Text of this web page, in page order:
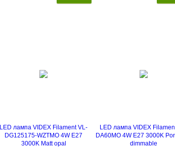
LED лампа VIDEX Filament VL-
DG125175-WZTMO 4W E27
3000K Matt opal
LED лампа VIDEX
DA60MO 4W E27 3000K
dimmable